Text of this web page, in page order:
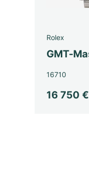
Rolex
GMT-
16710
16 750 €